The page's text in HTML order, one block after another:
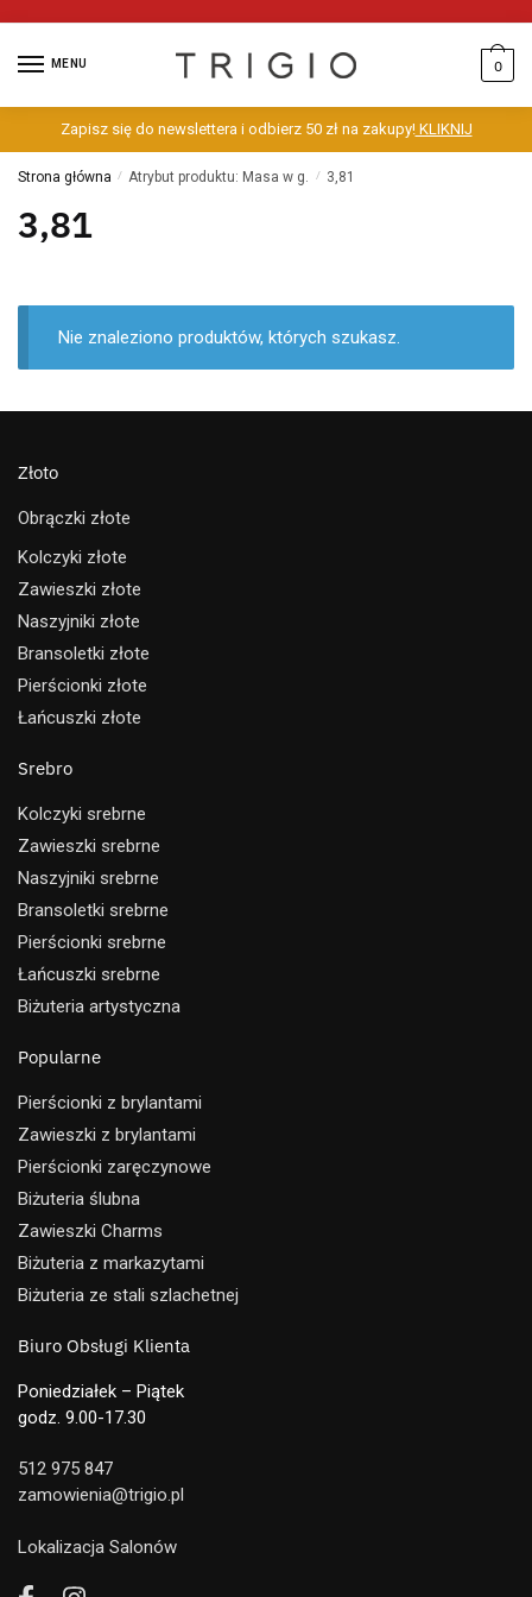
MENU 0
Zapisz się do newslettera i odbierz 50 zł na zakupy!KLIKNIJ
Strona główna / Atrybut produktu: Masa w g. / 3,81
3,81
Nie znaleziono produktów, których szukasz.
Złoto
Obrączki złote
Kolczyki złote
Zawieszki złote
Naszyjniki złote
Bransoletki złote
Pierścionki złote
Łańcuszki złote
Srebro
Kolczyki srebrne
Zawieszki srebrne
Naszyjniki srebrne
Bransoletki srebrne
Pierścionki srebrne
Łańcuszki srebrne
Biżuteria artystyczna
Popularne
Pierścionki z brylantami
Zawieszki z brylantami
Pierścionki zaręczynowe
Biżuteria ślubna
Zawieszki Charms
Biżuteria z markazytami
Biżuteria ze stali szlachetnej
Biuro Obsługi Klienta
Poniedziałek – Piątek
godz. 9.00-17.30
512 975 847
zamowienia@trigio.pl
Lokalizacja Salonów